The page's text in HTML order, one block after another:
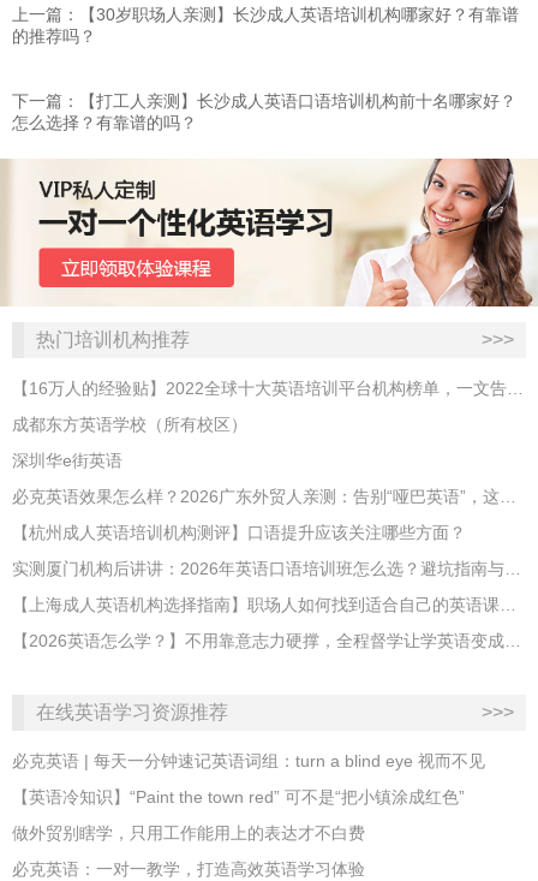
上一篇：​【30岁职场人亲测】长沙成人英语培训机构哪家好？有靠谱
的推荐吗？
下一篇：【打工人亲测】长沙成人英语口语培训机构前十名哪家好？
怎么选择？有靠谱的吗？
热门培训机构推荐 >>>
【16万人的经验贴】2022全球十大英语培训平台机构榜单，一文告诉你
成都东方英语学校（所有校区）
深圳华e街英语
必克英语效果怎么样？2026广东外贸人亲测：告别“哑巴英语”，这才是成年人最高效的自救指南！
【杭州成人英语培训机构测评】口语提升应该关注哪些方面？
实测厦门机构后讲讲：2026年英语口语培训班怎么选？避坑指南与高效学习新范式
【上海成人英语机构选择指南】职场人如何找到适合自己的英语课程？
【2026英语怎么学？】不用靠意志力硬撑，全程督学让学英语变成日常习惯
在线英语学习资源推荐 >>>
必克英语 | 每天一分钟速记英语词组：turn a blind eye 视而不见
​【英语冷知识】“Paint the town red” 可不是“把小镇涂成红色”
做外贸别瞎学，只用工作能用上的表达才不白费
必克英语：一对一教学，打造高效英语学习体验